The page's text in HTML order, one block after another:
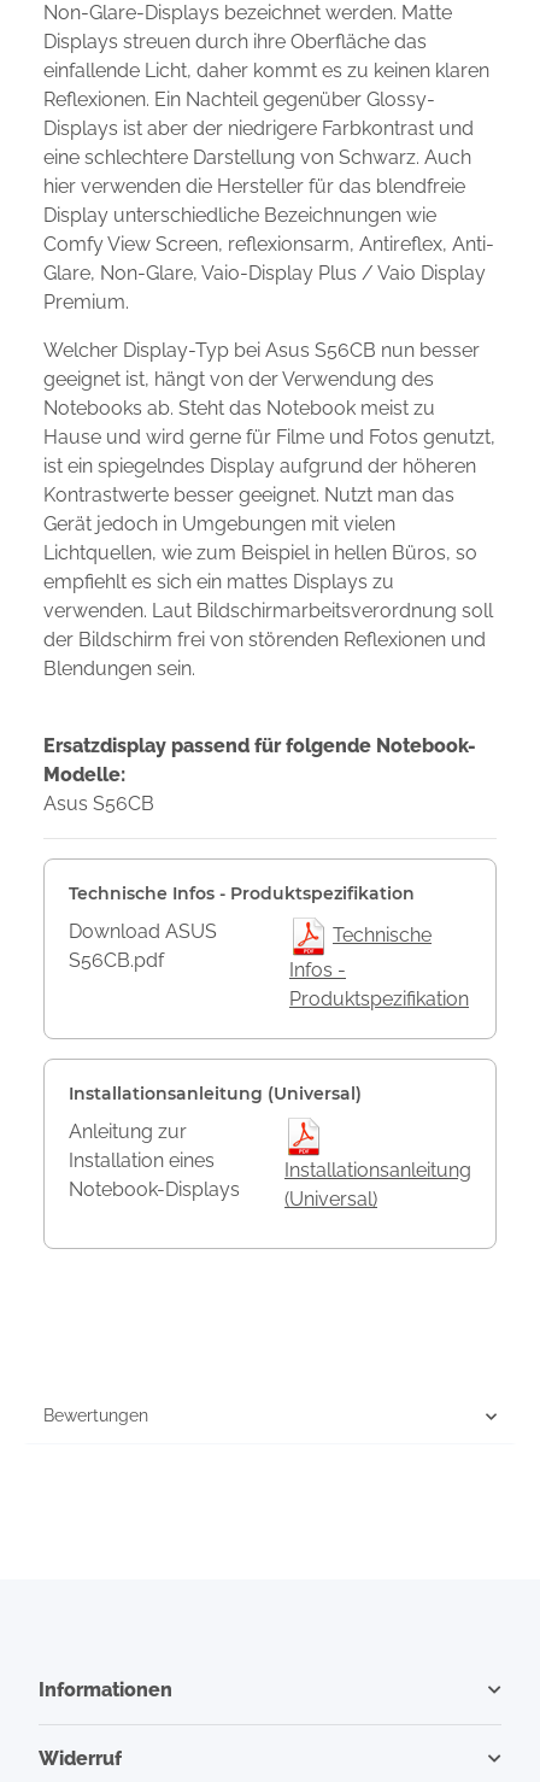
Non-Glare-Displays bezeichnet werden. Matte
Displays streuen durch ihre Oberfläche das
einfallende Licht, daher kommt es zu keinen klaren
Reflexionen. Ein Nachteil gegenüber Glossy-
Displays ist aber der niedrigere Farbkontrast und
eine schlechtere Darstellung von Schwarz. Auch
hier verwenden die Hersteller für das blendfreie
Display unterschiedliche Bezeichnungen wie
Comfy View Screen, reflexionsarm, Antireflex, Anti-
Glare, Non-Glare, Vaio-Display Plus / Vaio Display
Premium.
Welcher Display-Typ bei Asus S56CB nun besser
geeignet ist, hängt von der Verwendung des
Notebooks ab. Steht das Notebook meist zu
Hause und wird gerne für Filme und Fotos genutzt,
ist ein spiegelndes Display aufgrund der höheren
Kontrastwerte besser geeignet. Nutzt man das
Gerät jedoch in Umgebungen mit vielen
Lichtquellen, wie zum Beispiel in hellen Büros, so
empfiehlt es sich ein mattes Displays zu
verwenden. Laut Bildschirmarbeitsverordnung soll
der Bildschirm frei von störenden Reflexionen und
Blendungen sein.
Ersatzdisplay passend für folgende Notebook-
Modelle:
Asus S56CB
Technische Infos - Produktspezifikation
Download ASUS
S56CB.pdf
Technische
Infos -
Produktspezifikation
Installationsanleitung (Universal)
Anleitung zur
Installation eines
Notebook-Displays
Installationsanleitung
(Universal)
Bewertungen
Informationen
Widerruf